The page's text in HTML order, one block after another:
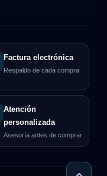
Factura electrónica
Respaldo de cada compra
Atención
personalizada
Asesoría antes de comprar